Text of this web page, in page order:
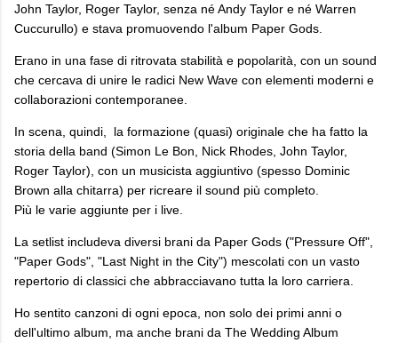
John Taylor, Roger Taylor, senza né Andy Taylor e né Warren
Cuccurullo) e stava promuovendo l'album Paper Gods.
Erano in una fase di ritrovata stabilità e popolarità, con un sound
che cercava di unire le radici New Wave con elementi moderni e
collaborazioni contemporanee.
In scena, quindi, la formazione (quasi) originale che ha fatto la
storia della band (Simon Le Bon, Nick Rhodes, John Taylor,
Roger Taylor), con un musicista aggiuntivo (spesso Dominic
Brown alla chitarra) per ricreare il sound più completo.
Più le varie aggiunte per i live.
La setlist includeva diversi brani da Paper Gods ("Pressure Off",
"Paper Gods", "Last Night in the City") mescolati con un vasto
repertorio di classici che abbracciavano tutta la loro carriera.
Ho sentito canzoni di ogni epoca, non solo dei primi anni o
dell'ultimo album, ma anche brani da The Wedding Album